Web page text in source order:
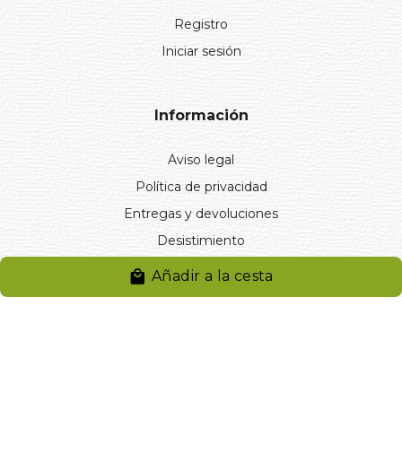
Añadir a la cesta
Registro
Iniciar sesión
Información
Aviso legal
Política de privacidad
Entregas y devoluciones
Desistimiento
Desistimiento de compra
Reclamaciones